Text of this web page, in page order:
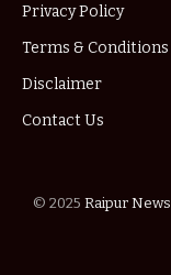
Privacy Policy
Terms & Conditions
Disclaimer
Contact Us
© 2025 Raipur